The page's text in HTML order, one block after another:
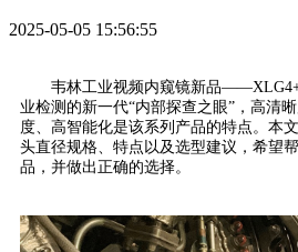
2025-05-05 15:56:55
韦林工业视频内窥镜新品
业检测的新一代“内部探查之眼”，高清
度、高智能化是该系列产品的特点。本
头直径规格、特点以及选型建议，希望
品，并做出正确的选择。